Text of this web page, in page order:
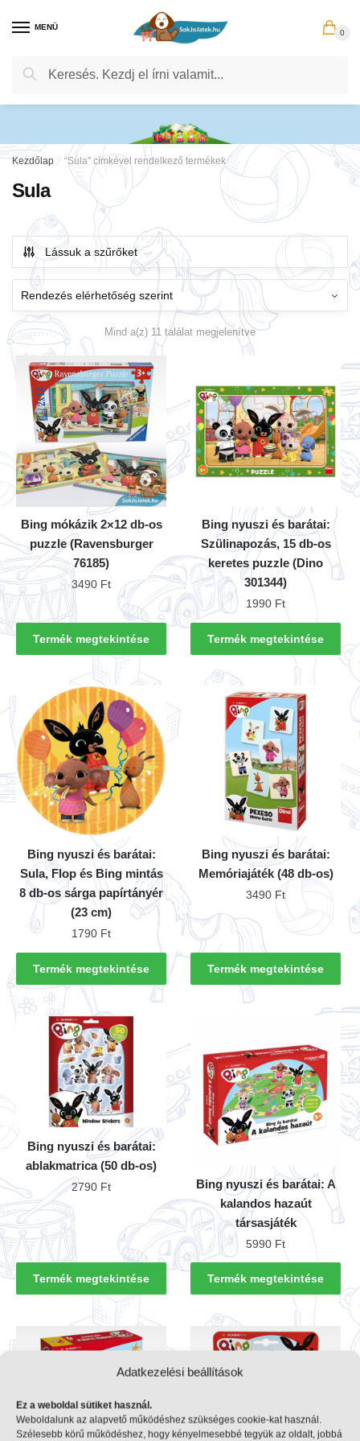
Adatkezelési beállítások
Ez a weboldal sütiket használ.
Weboldalunk az alapvető működéshez szükséges cookie-kat használ.
Szélesebb körű működéshez, hogy kényelmesebbé tegyük az oldalt, jobbá
MENÜ
Keresés
következőre:
Keresés
0
Kezdőlap / “Sula” címkével rendelkező termékek
Sula
Lássuk a szűrőket
Mind a(z) 11 találat megjelenítve
Bing mókázik 2×12 db-os
puzzle (Ravensburger
76185)
3490 Ft
Termék megtekintése
Bing nyuszi és barátai:
Szülinapozás, 15 db-os
keretes puzzle (Dino
301344)
1990 Ft
Termék megtekintése
Bing nyuszi és barátai:
Sula, Flop és Bing mintás
8 db-os sárga papírtányér
(23 cm)
1790 Ft
Termék megtekintése
Bing nyuszi és barátai:
Memóriajáték (48 db-os)
3490 Ft
Termék megtekintése
Bing nyuszi és barátai:
ablakmatrica (50 db-os)
2790 Ft
Termék megtekintése
Bing nyuszi és barátai: A
kalandos hazaút
társasjáték
5990 Ft
Termék megtekintése